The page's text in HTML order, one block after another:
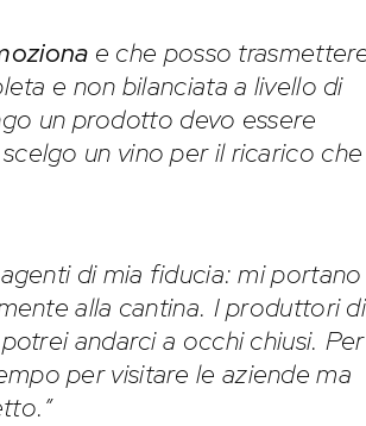
e che posso
e non bilanciata a livello di
un prodotto devo essere
un vino per il ricarico che
di mia fiducia: mi
alla cantina. I produttori di
andarci a occhi chiusi. Per
per visitare le aziende ma